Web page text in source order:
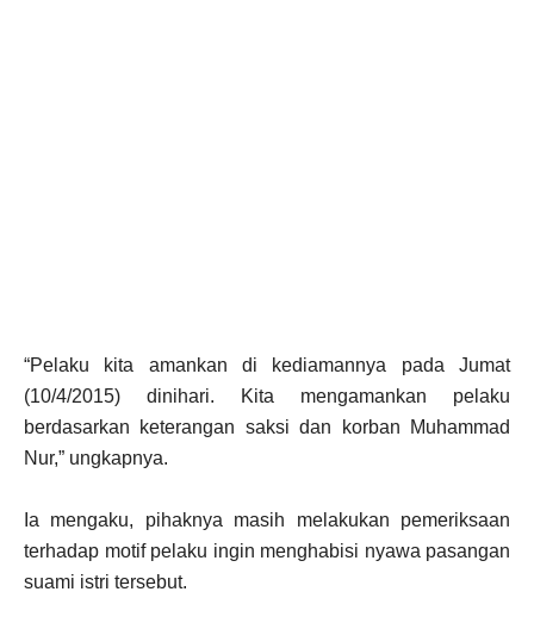
“Pelaku kita amankan di kediamannya pada Jumat
(10/4/2015) dinihari. Kita mengamankan pelaku
berdasarkan keterangan saksi dan korban Muhammad
Nur,” ungkapnya.
Ia mengaku, pihaknya masih melakukan pemeriksaan
terhadap motif pelaku ingin menghabisi nyawa pasangan
suami istri tersebut.